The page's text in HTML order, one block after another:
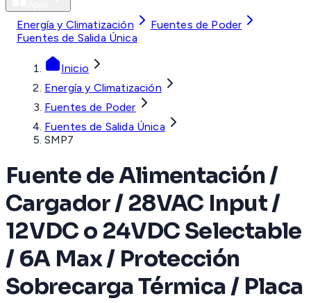
Energía y Climatización
Fuentes de Poder
Fuentes de Salida Única
Inicio
Energía y Climatización
Fuentes de Poder
Fuentes de Salida Única
SMP7
Fuente de Alimentación /
Cargador / 28VAC Input /
12VDC o 24VDC Selectable
/ 6A Max / Protección
Sobrecarga Térmica / Placa